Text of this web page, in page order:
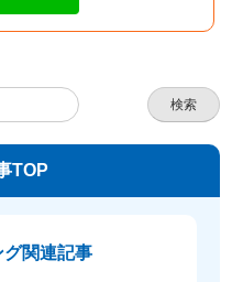
検索
TOP
関連記事